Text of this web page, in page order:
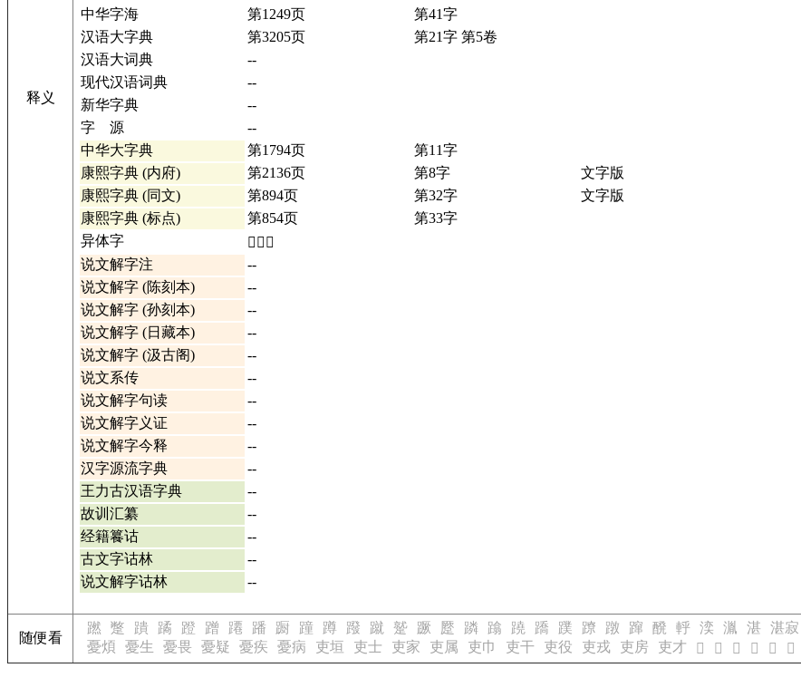
释义
中华字海
第1249页
第41字
汉语大字典
第3205页
第21字 第5卷
汉语大词典
--
现代汉语词典
--
新华字典
--
字 源
--
中华大字典
第1794页
第11字
康熙字典 (内府)
第2136页 第8字
文字版
康熙字典 (同文)
第894页 第32字
文字版
康熙字典 (标点)
第854页
第33字
异体字
𥰯详情
说文解字注
--
说文解字 (陈刻本)
--
说文解字 (孙刻本)
--
说文解字 (日藏本)
--
说文解字 (汲古阁)
--
说文系传
--
说文解字句读
--
说文解字义证
--
说文解字今释
--
汉字源流字典
--
王力古汉语字典
--
故训汇纂
--
经籍籑诂
--
古文字诂林
--
说文解字诂林
--
随便看
蹨 蹩 蹪 蹫 蹬 蹭 蹮 蹯 蹰 蹱 蹲 蹳 蹴 蹵 蹶 蹷 蹸 蹹 蹺 蹻 蹼 蹽 蹾 蹿 醗 軤 湙 湚 湛 湛寂
憂煩
憂生 憂畏 憂疑 憂疾 憂病 吏垣 吏士 吏家 吏属 吏巾 吏干 吏役 吏戎 吏房 吏才 𢓼 𢓽 𢓾 𢓿 𢔀 𢔁